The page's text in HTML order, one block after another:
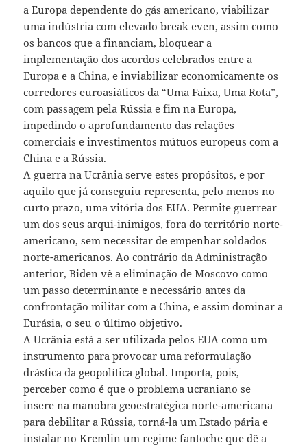
a Europa dependente do gás americano, viabilizar
uma indústria com elevado break even, assim como
os bancos que a financiam, bloquear a
implementação dos acordos celebrados entre a
Europa e a China, e inviabilizar economicamente os
corredores euroasiáticos da “Uma Faixa, Uma Rota”,
com passagem pela Rússia e fim na Europa,
impedindo o aprofundamento das relações
comerciais e investimentos mútuos europeus com a
China e a Rússia.
A guerra na Ucrânia serve estes propósitos, e por
aquilo que já conseguiu representa, pelo menos no
curto prazo, uma vitória dos EUA. Permite guerrear
um dos seus arqui-inimigos, fora do território norte-
americano, sem necessitar de empenhar soldados
norte-americanos. Ao contrário da Administração
anterior, Biden vê a eliminação de Moscovo como
um passo determinante e necessário antes da
confrontação militar com a China, e assim dominar a
Eurásia, o seu o último objetivo.
A Ucrânia está a ser utilizada pelos EUA como um
instrumento para provocar uma reformulação
drástica da geopolítica global. Importa, pois,
perceber como é que o problema ucraniano se
insere na manobra geoestratégica norte-americana
para debilitar a Rússia, torná-la um Estado pária e
instalar no Kremlin um regime fantoche que dê a